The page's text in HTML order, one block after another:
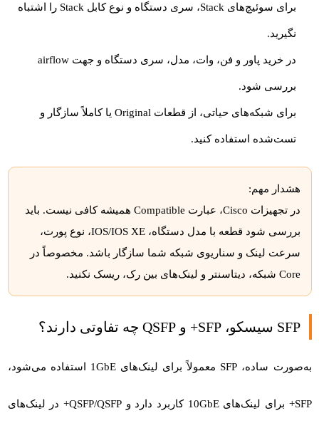
برای سوئیچ‌های Stack، سری دستگاه و نوع کابل Stack را اشتباه
نگیرید.
در خرید پاور و فن، وات، مدل، سری دستگاه و جهت airflow
بررسی شود.
برای شبکه‌های حیاتی، از قطعات Original یا کاملاً سازگار و
تست‌شده استفاده کنید.
هشدار مهم:
در تجهیزات Cisco، عبارت Compatible همیشه کافی نیست. باید
بررسی شود قطعه با مدل دستگاه، IOS/IOS XE، نوع پورت،
سرعت لینک و سناریوی شبکه شما سازگار باشد. مخصوصاً در
Core شبکه، دیتاسنتر و لینک‌های بین رک، ریسک نکنید.
SFP سیسکو، SFP+ و QSFP چه تفاوتی دارند؟
به‌صورت ساده، SFP معمولاً برای لینک‌های 1GbE استفاده می‌شود،
SFP+ برای لینک‌های 10GbE کاربرد دارد و QSFP/QSFP+ در لینک‌های